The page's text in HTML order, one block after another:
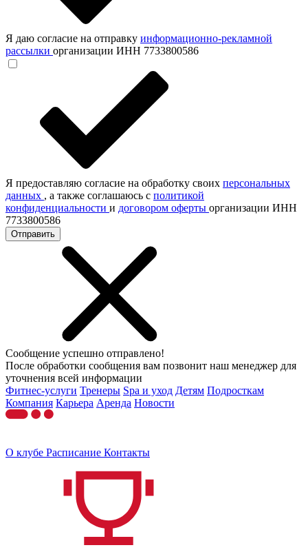
Я даю согласие на отправку информационно-рекламной
рассылки организации ИНН 7733800586
Я предоставляю согласие на обработку своих персональных
данных , а также соглашаюсь с политикой
конфиденциальности и договором оферты организации ИНН
7733800586
Отправить
Сообщение успешно отправлено!
После обработки сообщения вам позвонит наш менеджер для
уточнения всей информации
Фитнес-услуги Тренеры Spa и уход Детям Подросткам
Компания Карьера Аренда Новости
О клубе Расписание Контакты